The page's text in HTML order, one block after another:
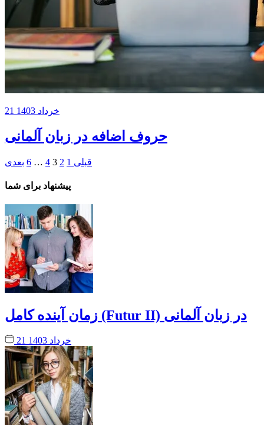
21 خرداد 1403
حروف اضافه در زبان آلمانی
قبلی 1
2
3
4
…
6 بعدی
پیشنهاد برای شما
زمان آینده کامل (Futur II) در زبان آلمانی
21 خرداد 1403